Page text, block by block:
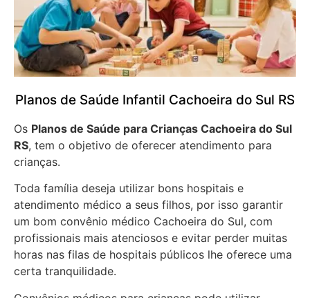
Planos de Saúde Infantil Cachoeira do Sul RS
Os Planos de Saúde para Crianças Cachoeira do Sul
RS, tem o objetivo de oferecer atendimento para
crianças.
Toda família deseja utilizar bons hospitais e
atendimento médico a seus filhos, por isso garantir
um bom convênio médico Cachoeira do Sul, com
profissionais mais atenciosos e evitar perder muitas
horas nas filas de hospitais públicos lhe oferece uma
certa tranquilidade.